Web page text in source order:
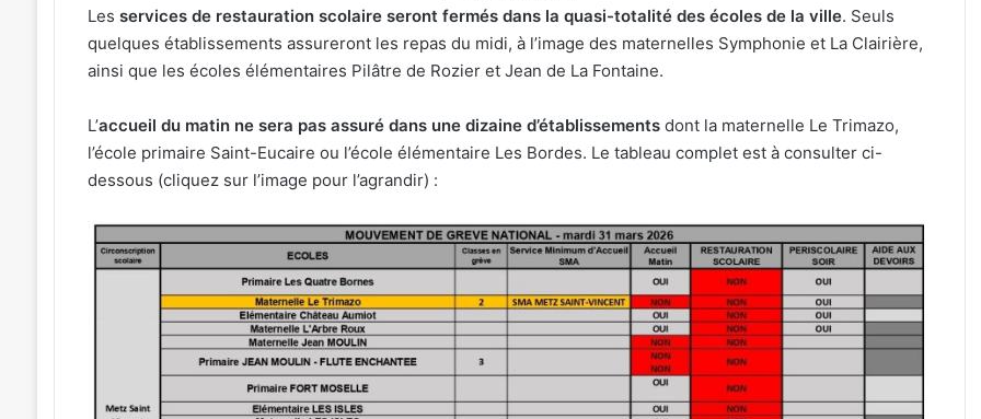
Les services de restauration scolaire seront fermés dans la quasi-totalité des écoles de la ville. Seuls
quelques établissements assureront les repas du midi, à l’image des maternelles Symphonie et La Clairière,
ainsi que les écoles élémentaires Pilâtre de Rozier et Jean de La Fontaine.
L’accueil du matin ne sera pas assuré dans une dizaine d’établissements dont la maternelle Le Trimazo,
l’école primaire Saint-Eucaire ou l’école élémentaire Les Bordes. Le tableau complet est à consulter ci-
dessous (cliquez sur l’image pour l’agrandir) :
de
la
FIM
juillet
2026)